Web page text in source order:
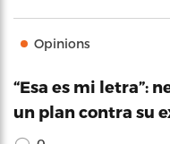
Opinions
“Esa es mi letra”:
un plan contra su